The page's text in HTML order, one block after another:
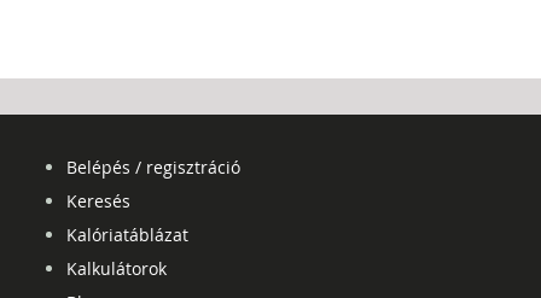
Belépés / regisztráció
Keresés
Kalóriatáblázat
Kalkulátorok